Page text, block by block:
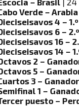
– Brasil |
Verde –
4 –
6 –
16 –
14 –
2 –
5 –
3 –
1 –
puesto –